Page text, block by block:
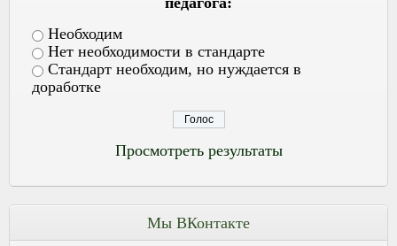
Необходим
Нет необходимости в стандарте
Стандарт необходим, но нуждается в
доработке
Просмотреть результаты
Мы ВКонтакте